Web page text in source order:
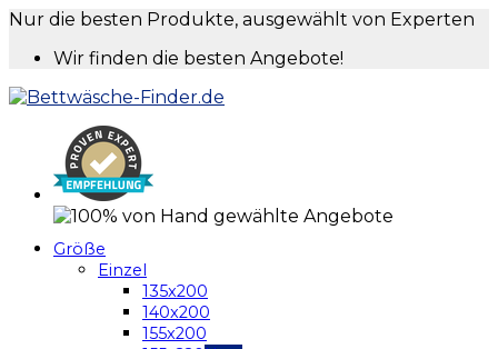
Nur die besten Produkte, ausgewählt von Experten
Wir finden die besten Angebote!
Größe
Einzel
135x200
140x200
155x200